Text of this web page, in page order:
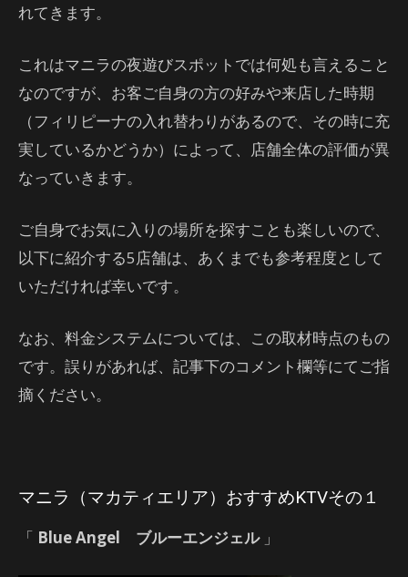
れてきます。
これはマニラの夜遊びスポットでは何処も言えること
なのですが、お客ご自身の方の好みや来店した時期
（フィリピーナの入れ替わりがあるので、その時に充
実しているかどうか）によって、店舗全体の評価が異
なっていきます。
ご自身でお気に入りの場所を探すことも楽しいので、
以下に紹介する5店舗は、あくまでも参考程度として
いただければ幸いです。
なお、料金システムについては、この取材時点のもの
です。誤りがあれば、記事下のコメント欄等にてご指
摘ください。
マニラ（マカティエリア）おすすめKTVその１
「 Blue Angel ブルーエンジェル 」